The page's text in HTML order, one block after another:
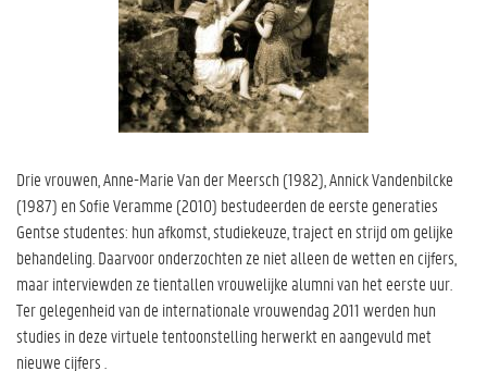
Drie vrouwen, Anne-Marie Van der Meersch (1982), Annick Vandenbilcke
(1987) en Sofie Veramme (2010) bestudeerden de eerste generaties
Gentse studentes: hun afkomst, studiekeuze, traject en strijd om gelijke
behandeling. Daarvoor onderzochten ze niet alleen de wetten en cijfers,
maar interviewden ze tientallen vrouwelijke alumni van het eerste uur.
Ter gelegenheid van de internationale vrouwendag 2011 werden hun
studies in deze virtuele tentoonstelling herwerkt en aangevuld met
nieuwe cijfers .